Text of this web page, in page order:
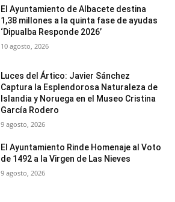
El Ayuntamiento de Albacete destina
1,38 millones a la quinta fase de ayudas
‘Dipualba Responde 2026’
10 agosto, 2026
Luces del Ártico: Javier Sánchez
Captura la Esplendorosa Naturaleza de
Islandia y Noruega en el Museo Cristina
García Rodero
9 agosto, 2026
El Ayuntamiento Rinde Homenaje al Voto
de 1492 a la Virgen de Las Nieves
9 agosto, 2026